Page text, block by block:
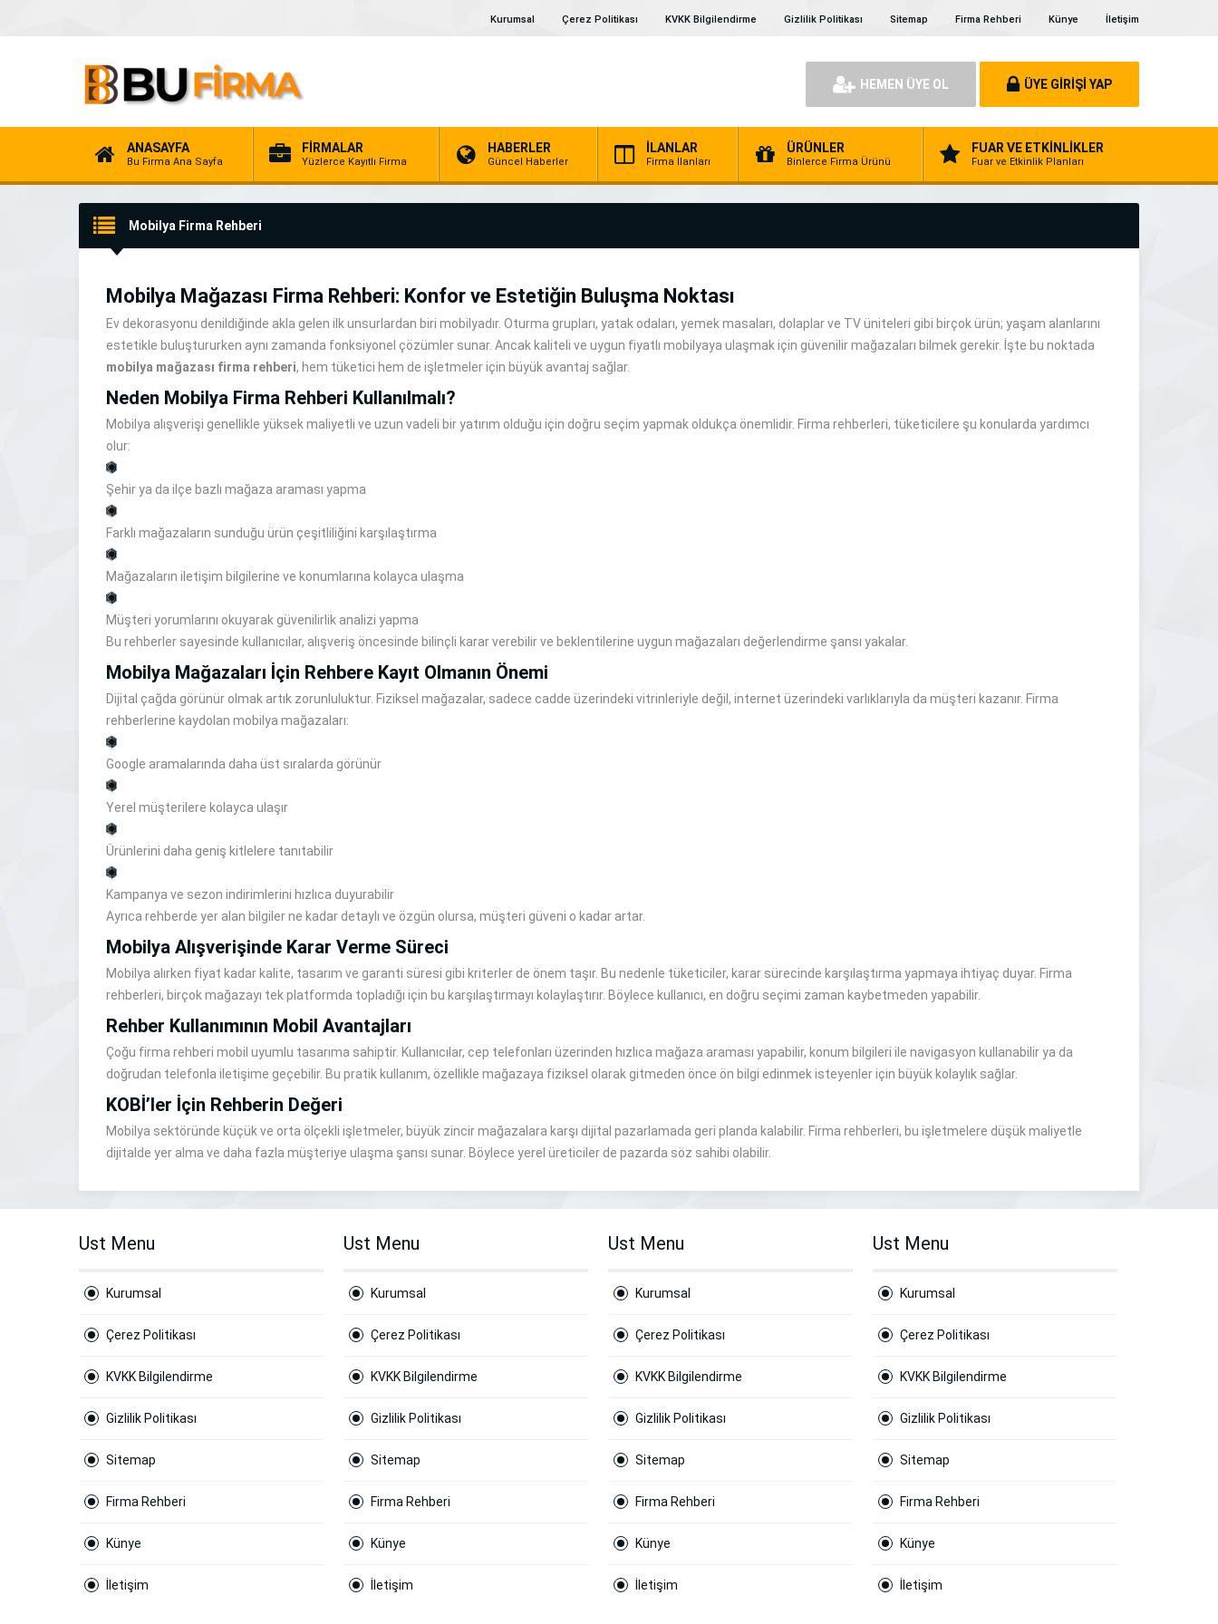
Kurumsal Çerez Politikası KVKK Bilgilendirme Gizlilik Politikası Sitemap Firma Rehberi Künye İletişim
HEMEN ÜYE OL ÜYE GİRİŞİ YAP
ANASAYFA
Bu Firma Ana Sayfa
FİRMALAR
Yüzlerce Kayıtlı Firma
HABERLER
Güncel Haberler
İLANLAR
Firma İlanları
ÜRÜNLER
Binlerce Firma Ürünü
FUAR VE ETKİNLİKLER
Fuar ve Etkinlik Planları
Mobilya Firma Rehberi
Mobilya Mağazası Firma Rehberi: Konfor ve Estetiğin Buluşma Noktası
Ev dekorasyonu denildiğinde akla gelen ilk unsurlardan biri mobilyadır. Oturma grupları, yatak odaları, yemek masaları, dolaplar ve TV üniteleri gibi birçok ürün; yaşam alanlarını
estetikle buluştururken aynı zamanda fonksiyonel çözümler sunar. Ancak kaliteli ve uygun fiyatlı mobilyaya ulaşmak için güvenilir mağazaları bilmek gerekir. İşte bu noktada
mobilya mağazası firma rehberi, hem tüketici hem de işletmeler için büyük avantaj sağlar.
Neden Mobilya Firma Rehberi Kullanılmalı?
Mobilya alışverişi genellikle yüksek maliyetli ve uzun vadeli bir yatırım olduğu için doğru seçim yapmak oldukça önemlidir. Firma rehberleri, tüketicilere şu konularda yardımcı
olur:
Şehir ya da ilçe bazlı mağaza araması yapma
Farklı mağazaların sunduğu ürün çeşitliliğini karşılaştırma
Mağazaların iletişim bilgilerine ve konumlarına kolayca ulaşma
Müşteri yorumlarını okuyarak güvenilirlik analizi yapma
Bu rehberler sayesinde kullanıcılar, alışveriş öncesinde bilinçli karar verebilir ve beklentilerine uygun mağazaları değerlendirme şansı yakalar.
Mobilya Mağazaları İçin Rehbere Kayıt Olmanın Önemi
Dijital çağda görünür olmak artık zorunluluktur. Fiziksel mağazalar, sadece cadde üzerindeki vitrinleriyle değil, internet üzerindeki varlıklarıyla da müşteri kazanır. Firma
rehberlerine kaydolan mobilya mağazaları:
Google aramalarında daha üst sıralarda görünür
Yerel müşterilere kolayca ulaşır
Ürünlerini daha geniş kitlelere tanıtabilir
Kampanya ve sezon indirimlerini hızlıca duyurabilir
Ayrıca rehberde yer alan bilgiler ne kadar detaylı ve özgün olursa, müşteri güveni o kadar artar.
Mobilya Alışverişinde Karar Verme Süreci
Mobilya alırken fiyat kadar kalite, tasarım ve garanti süresi gibi kriterler de önem taşır. Bu nedenle tüketiciler, karar sürecinde karşılaştırma yapmaya ihtiyaç duyar. Firma
rehberleri, birçok mağazayı tek platformda topladığı için bu karşılaştırmayı kolaylaştırır. Böylece kullanıcı, en doğru seçimi zaman kaybetmeden yapabilir.
Rehber Kullanımının Mobil Avantajları
Çoğu firma rehberi mobil uyumlu tasarıma sahiptir. Kullanıcılar, cep telefonları üzerinden hızlıca mağaza araması yapabilir, konum bilgileri ile navigasyon kullanabilir ya da
doğrudan telefonla iletişime geçebilir. Bu pratik kullanım, özellikle mağazaya fiziksel olarak gitmeden önce ön bilgi edinmek isteyenler için büyük kolaylık sağlar.
KOBİ’ler İçin Rehberin Değeri
Mobilya sektöründe küçük ve orta ölçekli işletmeler, büyük zincir mağazalara karşı dijital pazarlamada geri planda kalabilir. Firma rehberleri, bu işletmelere düşük maliyetle
dijitalde yer alma ve daha fazla müşteriye ulaşma şansı sunar. Böylece yerel üreticiler de pazarda söz sahibi olabilir.
Ust Menu
Kurumsal
Çerez Politikası
KVKK Bilgilendirme
Gizlilik Politikası
Sitemap
Firma Rehberi
Künye
İletişim
Ust Menu
Kurumsal
Çerez Politikası
KVKK Bilgilendirme
Gizlilik Politikası
Sitemap
Firma Rehberi
Künye
İletişim
Ust Menu
Kurumsal
Çerez Politikası
KVKK Bilgilendirme
Gizlilik Politikası
Sitemap
Firma Rehberi
Künye
İletişim
Ust Menu
Kurumsal
Çerez Politikası
KVKK Bilgilendirme
Gizlilik Politikası
Sitemap
Firma Rehberi
Künye
İletişim